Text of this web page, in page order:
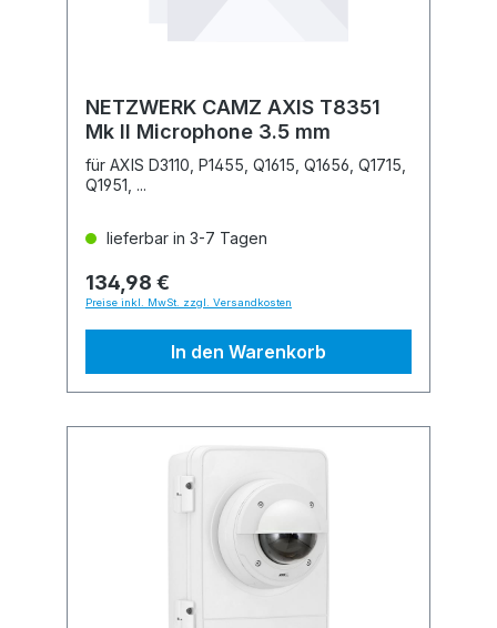
NETZWERK CAMZ AXIS T8351
Mk II Microphone 3.5 mm
für AXIS D3110, P1455, Q1615, Q1656, Q1715,
Q1951, ...
lieferbar in 3-7 Tagen
134,98 €
Preise inkl. MwSt. zzgl. Versandkosten
In den Warenkorb